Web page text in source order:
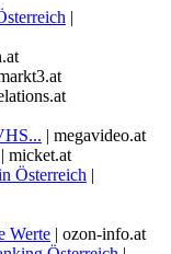
|
| megavideo.at
micket.at
Österreich |
Werte | ozon-info.at